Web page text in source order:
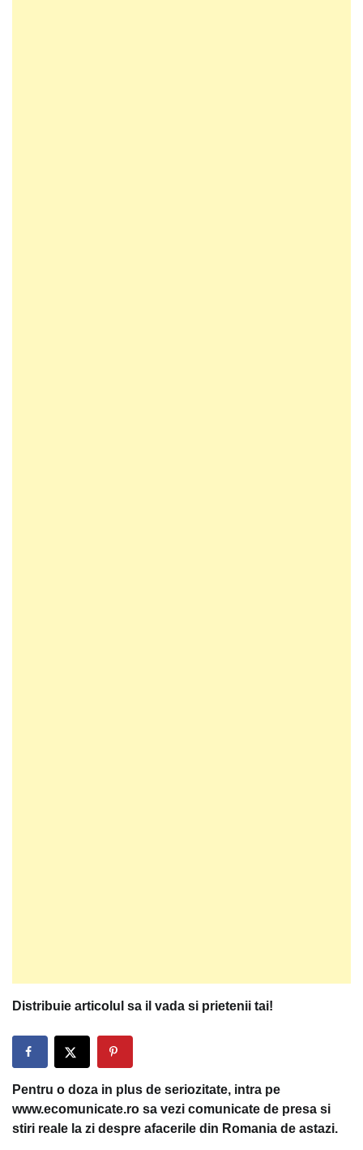
Distribuie articolul sa il vada si prietenii tai!
Pentru o doza in plus de seriozitate, intra pe
www.ecomunicate.ro sa vezi comunicate de presa si
stiri reale la zi despre afacerile din Romania de astazi.